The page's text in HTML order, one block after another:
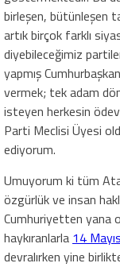
birleşen, bütünleşen
artık birçok farklı
diyebileceğimiz
yapmış
vermek; tek adam
isteyen herkesin
Parti Meclisi Üyesi
ediyorum.
Umuyorum ki tüm
özgürlük ve insan
Cumhuriyetten yana
haykıranlarla 14 Mayıs
devralırken yine